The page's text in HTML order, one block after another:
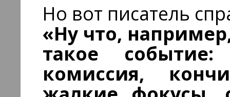
Но вот писатель
«Ну что,
такое
комиссия,